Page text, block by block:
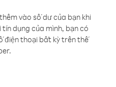
vào số dư của bạn khi
tín dụng của mình, bạn có
điện thoại bất kỳ trên thế